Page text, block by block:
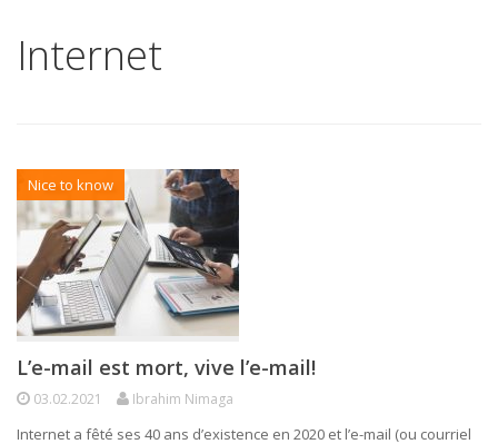
Internet
Nice to know
L’e-mail est mort, vive l’e-mail!
03.02.2021 Ibrahim Nimaga
Internet a fêté ses 40 ans d’existence en 2020 et l’e-mail (ou courriel